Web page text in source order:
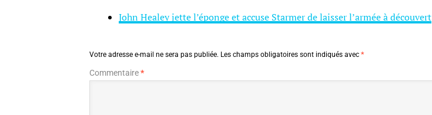
John Healey jette l’éponge et accuse Starmer de laisser l’armée à découvert
Votre adresse e-mail ne sera pas publiée. Les champs obligatoires sont indiqués avec *
Commentaire*